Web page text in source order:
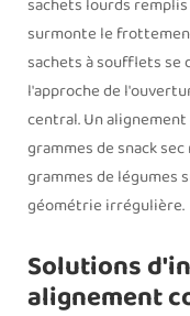
sachets lourds
surmonte le
sachets à soufflets se
l'approche de
central. Un
grammes de snack
grammes de légumes
géométrie irrégulière.
Solutions
alignement